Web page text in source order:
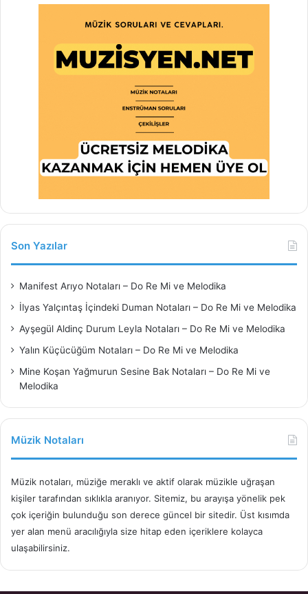
Son Yazılar
Manifest Arıyo Notaları – Do Re Mi ve Melodika
İlyas Yalçıntaş İçindeki Duman Notaları – Do Re Mi ve Melodika
Ayşegül Aldinç Durum Leyla Notaları – Do Re Mi ve Melodika
Yalın Küçücüğüm Notaları – Do Re Mi ve Melodika
Mine Koşan Yağmurun Sesine Bak Notaları – Do Re Mi ve
Melodika
Müzik Notaları
Müzik notaları, müziğe meraklı ve aktif olarak müzikle uğraşan
kişiler tarafından sıklıkla aranıyor. Sitemiz, bu arayışa yönelik pek
çok içeriğin bulunduğu son derece güncel bir sitedir. Üst kısımda
yer alan menü aracılığıyla size hitap eden içeriklere kolayca
ulaşabilirsiniz.